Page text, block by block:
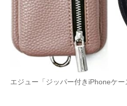
エジュー「ジッパー付きiPhoneケー